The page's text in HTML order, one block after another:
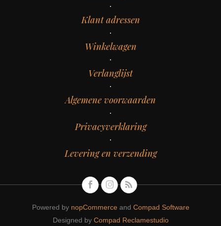
Klant adressen
Winkelwagen
Verlanglijst
Algemene voorwaarden
Privacyverklaring
Levering en verzending
Powered by nopCommerceand Compad Software
Designed by Compad Reclamestudio